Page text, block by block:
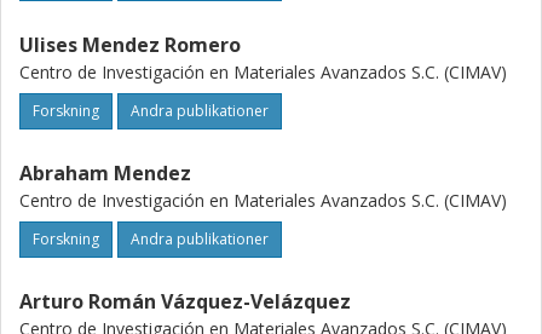
Ulises Mendez Romero
Centro de Investigación en Materiales Avanzados S.C. (CIMAV)
Forskning Andra publikationer
Abraham Mendez
Centro de Investigación en Materiales Avanzados S.C. (CIMAV)
Forskning Andra publikationer
Arturo Román Vázquez-Velázquez
Centro de Investigación en Materiales Avanzados S.C. (CIMAV)